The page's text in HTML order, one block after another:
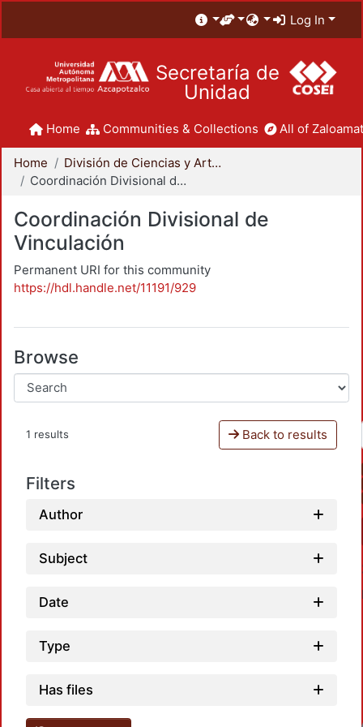
Log In
Secretaría de
Unidad
Home Communities & Collections All of
Home
División de Ciencias y Artes para el Diseño
Coordinación Divisional de Vinculación
Coordinación Divisional de
Vinculación
Permanent URI for this community
https://hdl.handle.net/11191/929
Browse
1 results Back to results
Filters
Author
Subject
Date
Type
Has files